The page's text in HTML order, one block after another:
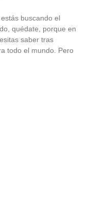
buscando el
quédate, porque en
saber tras
todo el mundo. Pero